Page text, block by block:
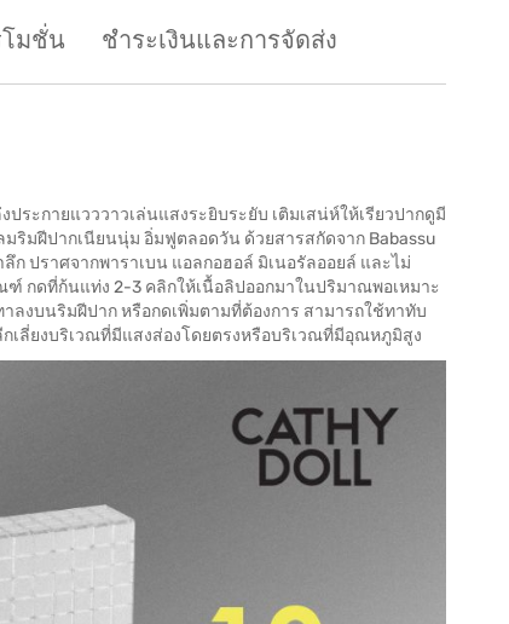
มชั่น ชำระเงินและการจัดส่ง
ระกายแวววาวเล่นแสงระยิบระยับ เติมเสน่ห์ให้เรียวปากดูมี
ริมฝีปากเนียนนุ่ม อิ่มฟูตลอดวัน ด้วยสารสกัดจาก Babassu
ก ปราศจากพาราเบน แอลกอฮอล์ มิเนอรัลออยล์ และไม่
กดที่ก้นแท่ง 2-3 คลิกให้เนื้อลิปออกมาในปริมาณพอเหมาะ
ลงบนริมฝีปาก หรือกดเพิ่มตามที่ต้องการ สามารถใช้ทาทับ
เลี่ยงบริเวณที่มีแสงส่องโดยตรงหรือบริเวณที่มีอุณหภูมิสูง